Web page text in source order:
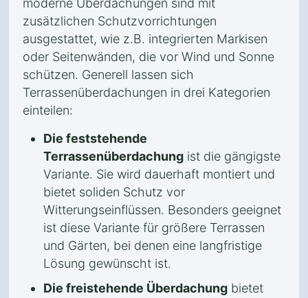
moderne Überdachungen sind mit
zusätzlichen Schutzvorrichtungen
ausgestattet, wie z.B. integrierten Markisen
oder Seitenwänden, die vor Wind und Sonne
schützen. Generell lassen sich
Terrassenüberdachungen in drei Kategorien
einteilen:
Die feststehende
Terrassenüberdachung ist die gängigste
Variante. Sie wird dauerhaft montiert und
bietet soliden Schutz vor
Witterungseinflüssen. Besonders geeignet
ist diese Variante für größere Terrassen
und Gärten, bei denen eine langfristige
Lösung gewünscht ist.
Die freistehende Überdachung bietet